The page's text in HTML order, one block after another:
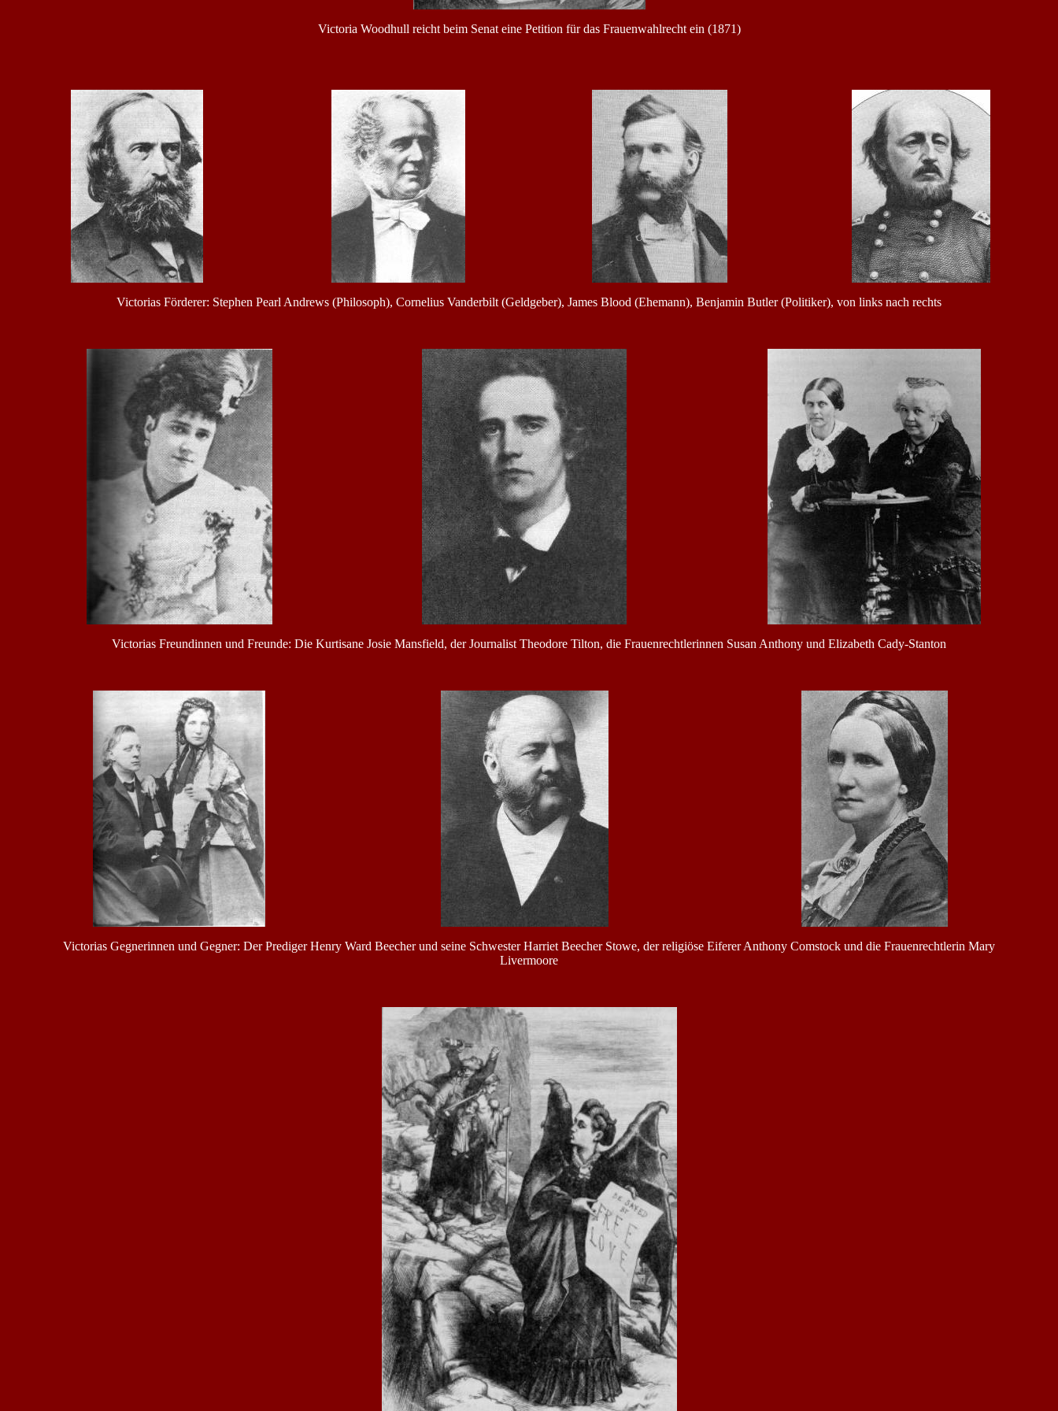
Victoria Woodhull reicht beim Senat eine Petition für das Frauenwahlrecht ein (1871)
Victorias Förderer: Stephen Pearl Andrews (Philosoph), Cornelius Vanderbilt (Geldgeber), James Blood (Ehemann), Benjamin Butler (Politiker), von links nach rechts
Victorias Freundinnen und Freunde: Die Kurtisane Josie Mansfield, der Journalist Theodore Tilton, die Frauenrechtlerinnen Susan Anthony und Elizabeth Cady-Stanton
Victorias Gegnerinnen und Gegner: Der Prediger Henry Ward Beecher und seine Schwester Harriet Beecher Stowe, der religiöse Eiferer Anthony Comstock und die Frauenrechtlerin Mary
Livermoore